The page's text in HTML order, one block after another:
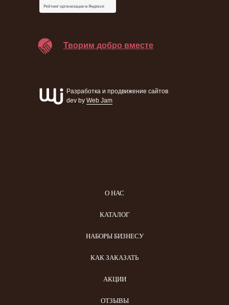
Разработка и продвижение сайтов
dev by Web Jam
Творим добро вместе
О НАС
КАТАЛОГ
НАБОРЫ БИЗНЕСУ
КАК ЗАКАЗАТЬ
АКЦИИ
ОТЗЫВЫ